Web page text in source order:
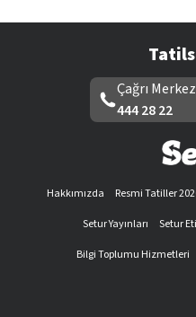
Çağrı
444 28 22
Hakkımızda Resmi Tatiller
Setur Yayınları
Setur
Bilgi Toplumu Hizmetleri